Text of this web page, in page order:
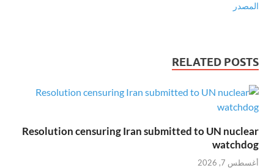
المصدر
RELATED POSTS
Resolution censuring Iran submitted to UN nuclear
watchdog
أغسطس 7, 2026